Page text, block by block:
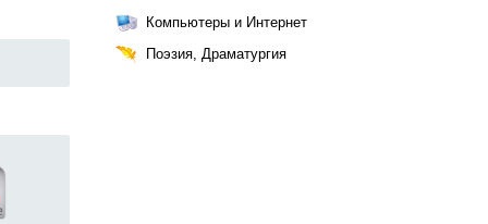
Компьютеры и Интернет
Поэзия, Драматургия